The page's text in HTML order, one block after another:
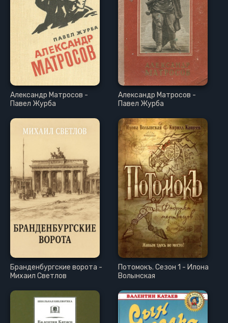
Александр Матросов -
Павел Журба
Александр Матросов -
Павел Журба
Бранденбургские ворота -
Михаил Светлов
Потомокъ. Сезон 1 - Илона
Волынская